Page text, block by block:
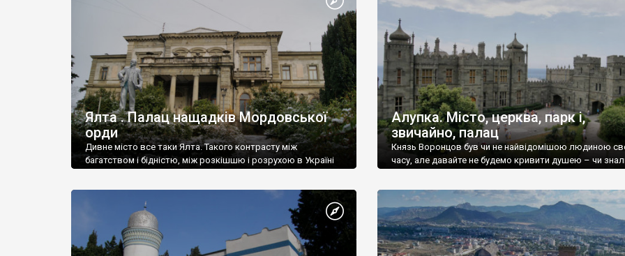
Ялта . Палац нащадків Мордовської
орди
Дивне місто все таки Ялта. Такого контрасту між
багатством і бідністю, між розкішшю і розрухою в Україні
Алупка. Місто, церква, парк і,
звичайно, палац
Князь Воронцов був чи не найвідомішою людиною
часу, але давайте не будемо кривити душею – чи